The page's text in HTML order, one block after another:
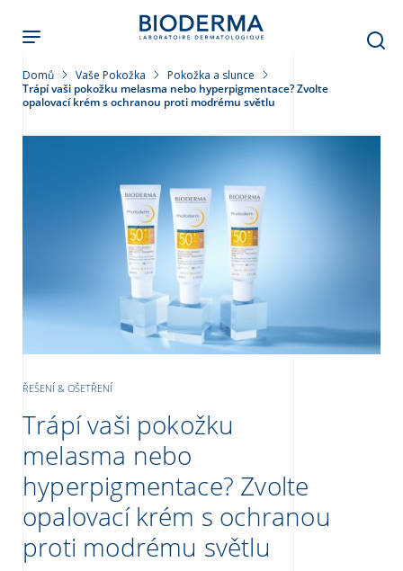
hlavnímu
obsahu
Domů Vaše Pokožka
Pokožka a slunce
Trápí vaši pokožku melasma nebo hyperpigmentace? Zvolte
opalovací krém s ochranou proti modrému světlu
ŘEŠENÍ & OŠETŘENÍ
Trápí vaši pokožku
melasma nebo
hyperpigmentace? Zvolte
opalovací krém s ochranou
proti modrému světlu